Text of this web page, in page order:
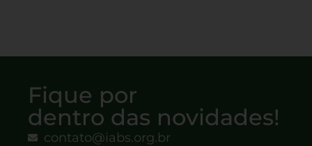
Fique por
dentro das novidades!
contato@iabs.org.br